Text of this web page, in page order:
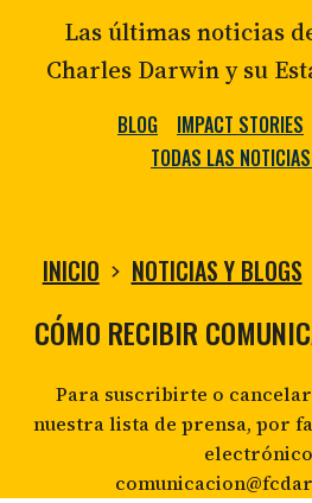
Las últimas noticias
Charles Darwin y su
BLOG IMPACT STORIES
TODAS LAS
INICIO NOTICIAS Y BLOGS
SALA
DE
CÓMO RECIBIR
Para suscribirte o
nuestra lista de prensa, por